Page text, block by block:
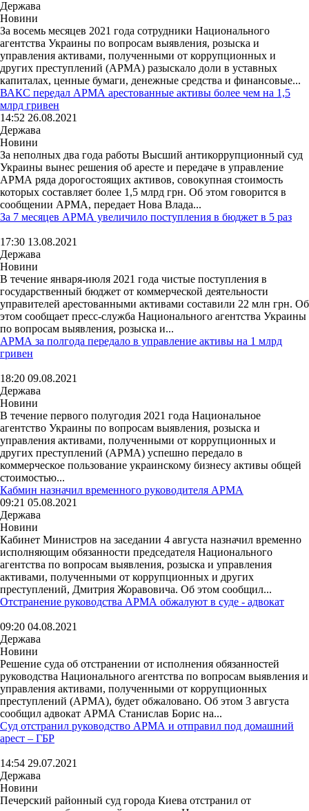
Держава
Новини
За восемь месяцев 2021 года сотрудники Национального
агентства Украины по вопросам выявления, розыска и
управления активами, полученными от коррупционных и
других преступлений (АРМА) разыскало доли в уставных
капиталах, ценные бумаги, денежные средства и финансовые...
ВАКС передал АРМА арестованные активы более чем на 1,5
млрд гривен
14:52 26.08.2021
Держава
Новини
За неполных два года работы Высший антикоррупционный суд
Украины вынес решения об аресте и передаче в управление
АРМА ряда дорогостоящих активов, совокупная стоимость
которых составляет более 1,5 млрд грн. Об этом говорится в
сообщении АРМА, передает Нова Влада...
За 7 месяцев АРМА увеличило поступления в бюджет в 5 раз
17:30 13.08.2021
Держава
Новини
В течение января-июля 2021 года чистые поступления в
государственный бюджет от коммерческой деятельности
управителей арестованными активами составили 22 млн грн. Об
этом сообщает пресс-служба Национального агентства Украины
по вопросам выявления, розыска и...
АРМА за полгода передало в управление активы на 1 млрд
гривен
18:20 09.08.2021
Держава
Новини
В течение первого полугодия 2021 года Национальное
агентство Украины по вопросам выявления, розыска и
управления активами, полученными от коррупционных и
других преступлений (АРМА) успешно передало в
коммерческое пользование украинскому бизнесу активы общей
стоимостью...
Кабмин назначил временного руководителя АРМА
09:21 05.08.2021
Держава
Новини
Кабинет Министров на заседании 4 августа назначил временно
исполняющим обязанности председателя Национального
агентства по вопросам выявления, розыска и управления
активами, полученными от коррупционных и других
преступлений, Дмитрия Жоравовича. Об этом сообщил...
Отстранение руководства АРМА обжалуют в суде - адвокат
09:20 04.08.2021
Держава
Новини
Решение суда об отстранении от исполнения обязанностей
руководства Национального агентства по вопросам выявления и
управления активами, полученными от коррупционных
преступлений (АРМА), будет обжаловано. Об этом 3 августа
сообщил адвокат АРМА Станислав Борис на...
Суд отстранил руководство АРМА и отправил под домашний
арест – ГБР
14:54 29.07.2021
Держава
Новини
Печерский районный суд города Киева отстранил от